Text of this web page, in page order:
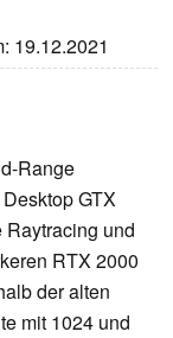
19.12.2021
Range
GTX
Raytracing und
RTX 2000
der alten
mit 1024 und